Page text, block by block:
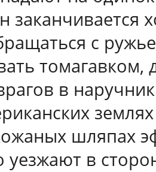
с
в
шляпах
уезжают в